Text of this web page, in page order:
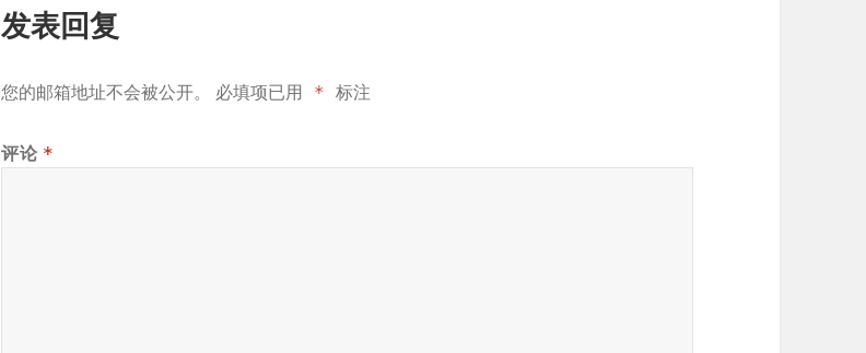
发表回复
您的邮箱地址不会被公开。 必填项已用 * 标注
评论 *